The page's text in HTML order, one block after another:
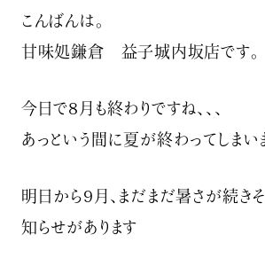
こんばんは。
甘味処鎌倉 益子城内坂店です。
今日で8月も終わりですね、、、
あっという間に夏が終わってしまい
明日から9月、まだまだ暑さが続きそ
知らせがあります